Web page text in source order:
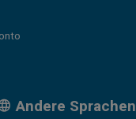
Andere Sprachen